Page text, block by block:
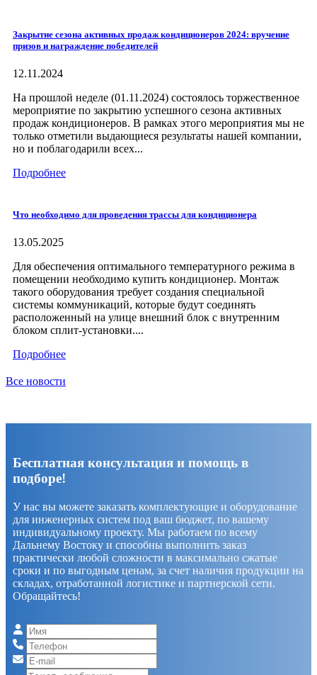
Закрытие сезона активных продаж кондиционеров 2024: вручение
призов и награждение победителей
12.11.2024
На прошлой неделе (01.11.2024) состоялось торжественное
мероприятие по закрытию успешного сезона активных
продаж кондиционеров. В рамках этого мероприятия мы не
только отметили выдающиеся результаты нашей компании,
но и поблагодарили всех...
Подробнее
Что необходимо для проведения трассы для кондиционера
13.05.2025
Для обеспечения оптимального температурного режима в
помещении необходимо купить кондиционер. Монтаж
такого оборудования требует создания специальной
системы коммуникаций, которые будут соединять
расположенный на улице внешний блок с внутренним
блоком сплит-установки....
Подробнее
Все новости
Бесплатная консультация и помощь в
подборе!
У нас вы можете заказать комплектующие и оборудование
для инженерных систем под ваш бюджет, по вашему
индивидуальному проекту. Мы работаем по всему
Дальнему Востоку и способны выполнить заказ
практически любой сложности в максимально сжатые
сроки и по выгодным ценам, за счет наличия продукции на
складах, отработанной логистике и партнерской сети.
Обращайтесь!